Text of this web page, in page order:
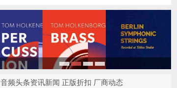
音频头条资讯新闻 正版折扣 厂商动态